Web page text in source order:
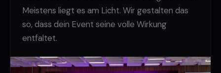
Meistens liegt es am Licht. Wir gestalten das
so, dass dein Event seine volle Wirkung
entfaltet.